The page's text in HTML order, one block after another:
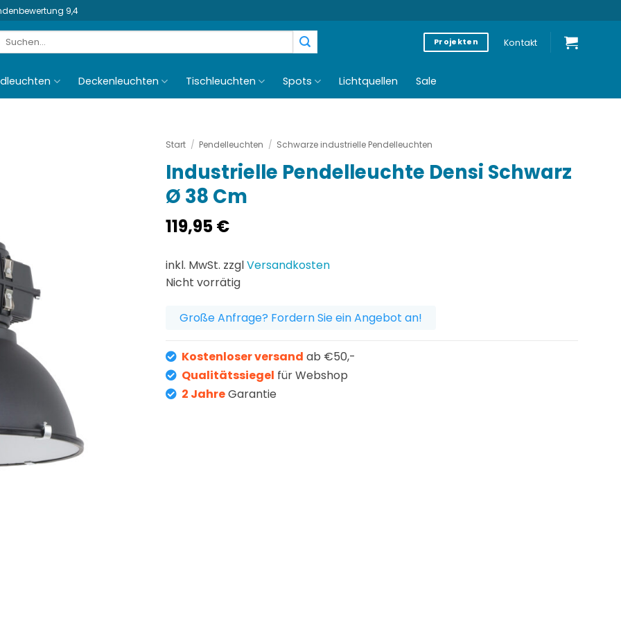
9,4
Suchen
Projekten Kontakt
Deckenleuchten Tischleuchten Spots Lichtquellen Sale
Start / Pendelleuchten / Schwarze industrielle Pendelleuchten
Industrielle Pendelleuchte Densi Schwarz
Ø 38 Cm
119,95€
inkl. MwSt. zzglVersandkosten
Nicht vorrätig
Große Anfrage? Fordern Sie ein Angebot an!
Kostenloser versand ab €50,-
Qualitätssiegel für Webshop
2 JahreGarantie